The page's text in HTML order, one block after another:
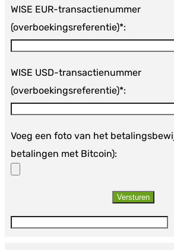
WISE EUR-transactienummer
(overboekingsreferentie)*:
WISE USD-transactienummer
(overboekingsreferentie)*:
Voeg een foto van het
betalingen met Bitcoin):